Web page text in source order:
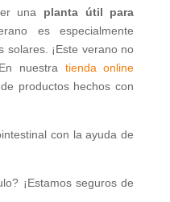
una planta útil para
es especialmente
solares. ¡Este verano no
nuestra tienda online
productos hechos con
con la ayuda de
¡Estamos seguros de